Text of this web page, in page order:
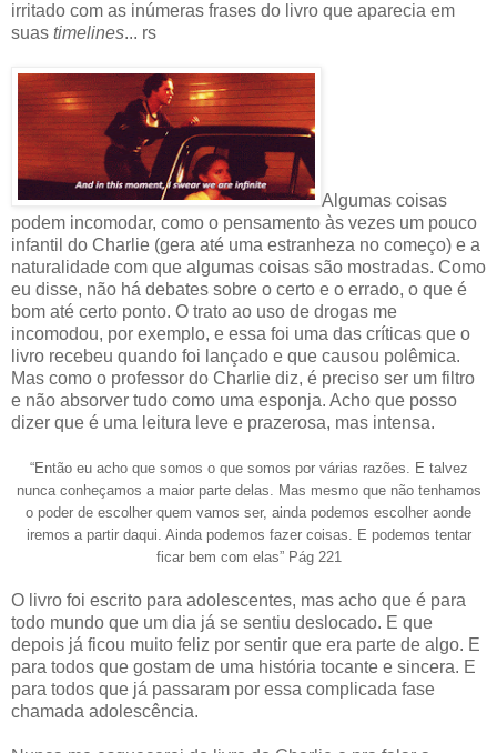
irritado com as inúmeras frases do livro que aparecia em
suas timelines... rs
Algumas coisas
podem incomodar, como o pensamento às vezes um pouco
infantil do Charlie (gera até uma estranheza no começo) e a
naturalidade com que algumas coisas são mostradas. Como
eu disse, não há debates sobre o certo e o errado, o que é
bom até certo ponto. O trato ao uso de drogas me
incomodou, por exemplo, e essa foi uma das críticas que o
livro recebeu quando foi lançado e que causou polêmica.
Mas como o professor do Charlie diz, é preciso ser um filtro
e não absorver tudo como uma esponja. Acho que posso
dizer que é uma leitura leve e prazerosa, mas intensa.
“Então eu acho que somos o que somos por várias razões. E talvez
nunca conheçamos a maior parte delas. Mas mesmo que não tenhamos
o poder de escolher quem vamos ser, ainda podemos escolher aonde
iremos a partir daqui. Ainda podemos fazer coisas. E podemos tentar
ficar bem com elas” Pág 221
O livro foi escrito para adolescentes, mas acho que é para
todo mundo que um dia já se sentiu deslocado. E que
depois já ficou muito feliz por sentir que era parte de algo. E
para todos que gostam de uma história tocante e sincera. E
para todos que já passaram por essa complicada fase
chamada adolescência.